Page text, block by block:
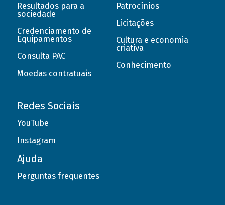
Resultados para a
sociedade
Credenciamento de
Equipamentos
Consulta PAC
Moedas contratuais
Patrocínios
Licitações
Cultura e economia
criativa
Conhecimento
Redes Sociais
YouTube
Instagram
Ajuda
Perguntas frequentes